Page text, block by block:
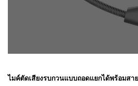
ไมค์ตัดเสียงรบกวนแบบถอดแยกได้พร้อมสา